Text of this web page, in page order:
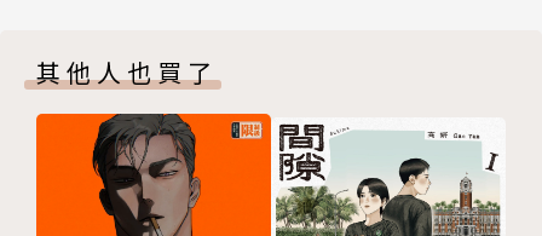
其他人也買了